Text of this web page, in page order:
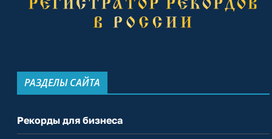
РАЗДЕЛЫ САЙТА
Рекорды для бизнеса